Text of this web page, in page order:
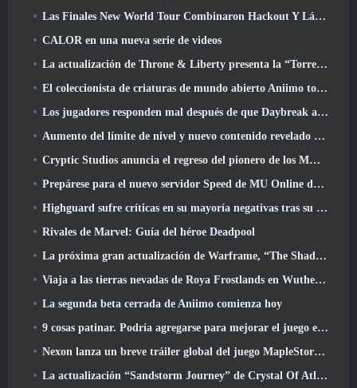
Las Finales New World Tour Combinaron Hackout Y Láseres Orbitales
CALOR en una nueva serie de videos
La actualización de Throne & Liberty presenta la “Torre de la codicia” generada aleatoriamente
El coleccionista de criaturas de mundo abierto Aniimo toca las notas correctas
Los jugadores responden mal después de que Daybreak anunciara planes para saltarse las hojas de ruta de EverQuest y EQ2
Aumento del límite de nivel y nuevo contenido revelado en Phantasy Star Online 2: Corriente de onda titular de NGS
Cryptic Studios anuncia el regreso del pionero de los MMO Jack Emmert como director ejecutivo
Prepárese para el nuevo servidor Speed ​​de MU Online durante el evento previo
Highguard sufre críticas en su mayoría negativas tras su lanzamiento
Rivales de Marvel: Guía del héroe Deadpool
La próxima gran actualización de Warframe, “The Shadowgrapher” llegará en marzo
Viaja a las tierras nevadas de Roya Frostlands en Wuthering Waves Próxima versión 3.1
La segunda beta cerrada de Aniimo comienza hoy
9 cosas patinar. Podría agregarse para mejorar el juego en 2026
Nexon lanza un breve tráiler global del juego MapleStory Classic World
La actualización “Sandstorm Journey” de Crystal Of Atlan eleva el límite de nivel a 70